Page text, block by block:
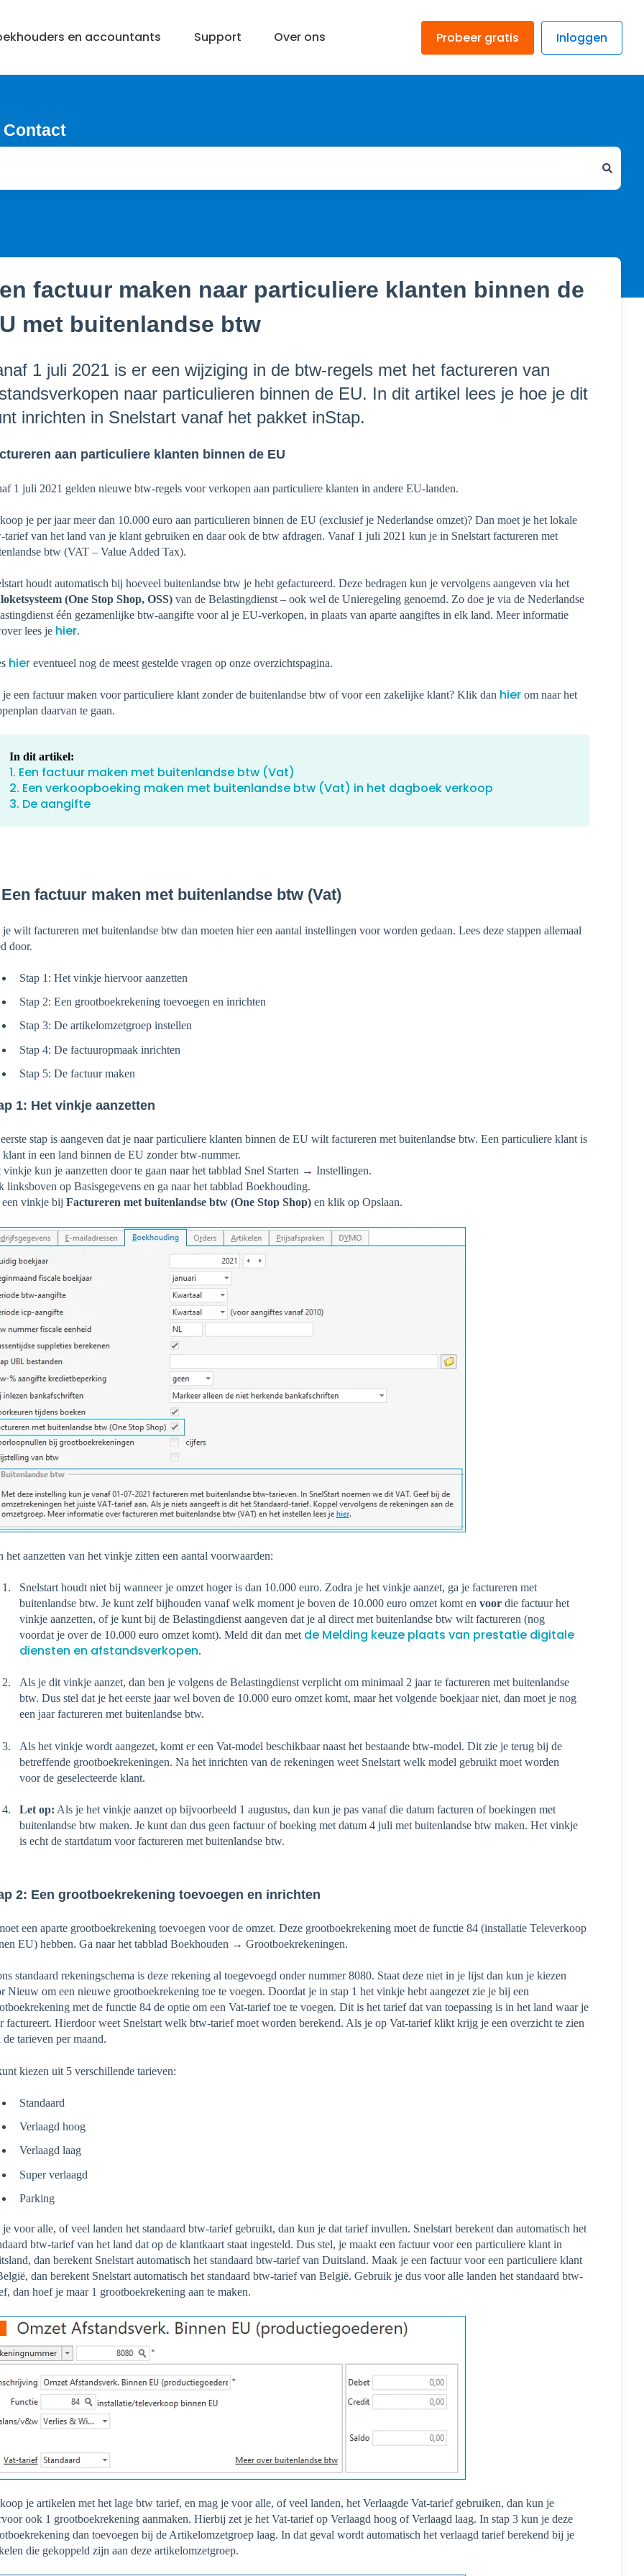
Probeer gratis Inloggen
en accountants Support Over ons
Contact
factuur maken naar particuliere klanten binnen de
met buitenlandse btw
1 juli 2021 is er een wijziging in de btw-regels met het factureren van
naar particulieren binnen de EU. In dit artikel lees je hoe je dit
inrichten in Snelstart vanaf het pakket inStap.
aan particuliere klanten binnen de EU
1 juli 2021 gelden nieuwe btw-regels voor verkopen aan particuliere klanten in andere EU-landen.
je per jaar meer dan 10.000 euro aan particulieren binnen de EU (exclusief je Nederlandse omzet)? Dan moet je het lokale
tarief van het land van je klant gebruiken en daar ook de btw afdragen. Vanaf 1 juli 2021 kun je in Snelstart factureren met
btw (VAT – Value Added Tax).
houdt automatisch bij hoeveel buitenlandse btw je hebt gefactureerd. Deze bedragen kun je vervolgens aangeven via het
(One Stop Shop, OSS)van de Belastingdienst – ook wel de Unieregeling genoemd. Zo doe je via de Nederlandse
één gezamenlijke btw-aangifte voor al je EU-verkopen, in plaats van aparte aangiftes in elk land. Meer informatie
lees je hier.
hiereventueel nog de meest gestelde vragen op onze overzichtspagina.
een factuur maken voor particuliere klant zonder de buitenlandse btw of voor een zakelijke klant? Klik dan hierom naar het
daarvan te gaan.
In dit artikel:
1. Een factuur maken met buitenlandse btw (Vat)
2. Een verkoopboeking maken met buitenlandse btw (Vat) in het dagboek verkoop
3. De aangifte
factuur maken met buitenlandse btw (Vat)
wilt factureren met buitenlandse btw dan moeten hier een aantal instellingen voor worden gedaan. Lees deze stappen allemaal
door.
Stap 1: Het vinkje hiervoor aanzetten
Stap 2: Een grootboekrekening toevoegen en inrichten
Stap 3: De artikelomzetgroep instellen
Stap 4: De factuuropmaak inrichten
Stap 5: De factuur maken
1: Het vinkje aanzetten
stap is aangeven dat je naar particuliere klanten binnen de EU wilt factureren met buitenlandse btw. Een particuliere klant is
klant in een land binnen de EU zonder btw-nummer.
vinkje kun je aanzetten door te gaan naar het tabblad Snel Starten → Instellingen.
linksboven op Basisgegevens en ga naar het tabblad Boekhouding.
vinkje bij Factureren met buitenlandse btw (One Stop Shop)en klik op Opslaan.
het aanzetten van het vinkje zitten een aantal voorwaarden:
Snelstart houdt niet bij wanneer je omzet hoger is dan 10.000 euro. Zodra je het vinkje aanzet, ga je factureren met
buitenlandse btw. Je kunt zelf bijhouden vanaf welk moment je boven de 10.000 euro omzet komt en voordie factuur het
vinkje aanzetten, of je kunt bij de Belastingdienst aangeven dat je al direct met buitenlandse btw wilt factureren (nog
voordat je over de 10.000 euro omzet komt). Meld dit dan met de Melding keuze plaats van prestatie digitale
diensten en afstandsverkopen.
Als je dit vinkje aanzet, dan ben je volgens de Belastingdienst verplicht om minimaal 2 jaar te factureren met buitenlandse
btw. Dus stel dat je het eerste jaar wel boven de 10.000 euro omzet komt, maar het volgende boekjaar niet, dan moet je nog
een jaar factureren met buitenlandse btw.
Als het vinkje wordt aangezet, komt er een Vat-model beschikbaar naast het bestaande btw-model. Dit zie je terug bij de
betreffende grootboekrekeningen. Na het inrichten van de rekeningen weet Snelstart welk model gebruikt moet worden
voor de geselecteerde klant.
Let op: Als je het vinkje aanzet op bijvoorbeeld 1 augustus, dan kun je pas vanaf die datum facturen of boekingen met
buitenlandse btw maken. Je kunt dan dus geen factuur of boeking met datum 4 juli met buitenlandse btw maken. Het vinkje
is echt de startdatum voor factureren met buitenlandse btw.
2: Een grootboekrekening toevoegen en inrichten
een aparte grootboekrekening toevoegen voor de omzet. Deze grootboekrekening moet de functie 84 (installatie Televerkoop
EU) hebben. Ga naar het tabblad Boekhouden → Grootboekrekeningen.
standaard rekeningschema is deze rekening al toegevoegd onder nummer 8080. Staat deze niet in je lijst dan kun je kiezen
Nieuw om een nieuwe grootboekrekening toe te voegen. Doordat je in stap 1 het vinkje hebt aangezet zie je bij een
met de functie 84 de optie om een Vat-tarief toe te voegen. Dit is het tarief dat van toepassing is in het land waar je
factureert. Hierdoor weet Snelstart welk btw-tarief moet worden berekend. Als je op Vat-tarief klikt krijg je een overzicht te zien
de tarieven per maand.
kiezen uit 5 verschillende tarieven:
Standaard
Verlaagd hoog
Verlaagd laag
Super verlaagd
Parking
voor alle, of veel landen het standaard btw-tarief gebruikt, dan kun je dat tarief invullen. Snelstart berekent dan automatisch het
btw-tarief van het land dat op de klantkaart staat ingesteld. Dus stel, je maakt een factuur voor een particuliere klant in
dan berekent Snelstart automatisch het standaard btw-tarief van Duitsland. Maak je een factuur voor een particuliere klant
dan berekent Snelstart automatisch het standaard btw-tarief van België. Gebruik je dus voor alle landen het standaard btw-
dan hoef je maar 1 grootboekrekening aan te maken.
je artikelen met het lage btw tarief, en mag je voor alle, of veel landen, het Verlaagde Vat-tarief gebruiken, dan kun je
ook 1 grootboekrekening aanmaken. Hierbij zet je het Vat-tarief op Verlaagd hoog of Verlaagd laag. In stap 3 kun je deze
dan toevoegen bij de Artikelomzetgroep laag. In dat geval wordt automatisch het verlaagd tarief berekend bij je
die gekoppeld zijn aan deze artikelomzetgroep.